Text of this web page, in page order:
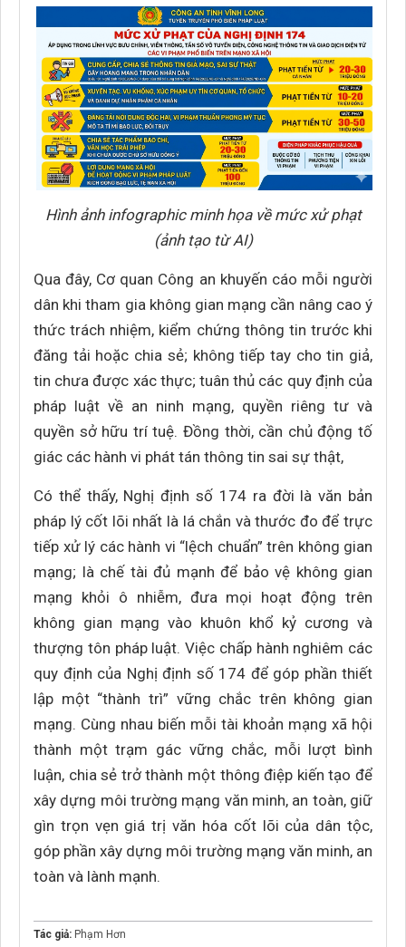
Hình ảnh infographic minh họa về mức xử phạt
(ảnh tạo từ AI)
Qua đây, Cơ quan Công an khuyến cáo mỗi người
dân khi tham gia không gian mạng cần nâng cao ý
thức trách nhiệm, kiểm chứng thông tin trước khi
đăng tải hoặc chia sẻ; không tiếp tay cho tin giả,
tin chưa được xác thực; tuân thủ các quy định của
pháp luật về an ninh mạng, quyền riêng tư và
quyền sở hữu trí tuệ. Đồng thời, cần chủ động tố
giác các hành vi phát tán thông tin sai sự thật,
Có thể thấy, Nghị định số 174 ra đời là văn bản
pháp lý cốt lõi nhất là lá chắn và thước đo để trực
tiếp xử lý các hành vi “lệch chuẩn” trên không gian
mạng; là chế tài đủ mạnh để bảo vệ không gian
mạng khỏi ô nhiễm, đưa mọi hoạt động trên
không gian mạng vào khuôn khổ kỷ cương và
thượng tôn pháp luật. Việc chấp hành nghiêm các
quy định của Nghị định số 174 để góp phần thiết
lập một “thành trì” vững chắc trên không gian
mạng. Cùng nhau biến mỗi tài khoản mạng xã hội
thành một trạm gác vững chắc, mỗi lượt bình
luận, chia sẻ trở thành một thông điệp kiến tạo để
xây dựng môi trường mạng văn minh, an toàn, giữ
gìn trọn vẹn giá trị văn hóa cốt lõi của dân tộc,
góp phần xây dựng môi trường mạng văn minh, an
toàn và lành mạnh.
Tác giả: Phạm Hơn